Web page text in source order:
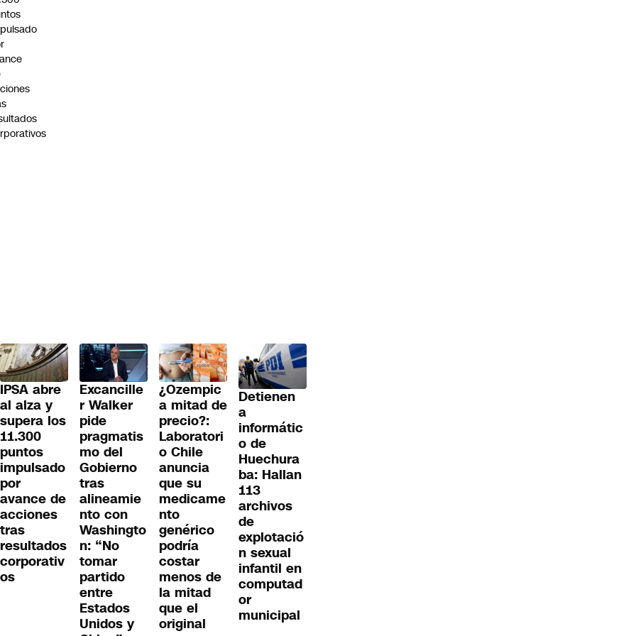
IPSA abre
al alza y
supera los
11.300
puntos
impulsado
por
avance de
acciones
tras
resultados
corporativ
os
Excancille
r Walker
pide
pragmatis
mo del
Gobierno
tras
alineamie
nto con
Washingto
n: “No
tomar
partido
entre
Estados
Unidos y
¿Ozempic
a mitad de
precio?:
Laboratori
o Chile
anuncia
que su
medicame
nto
genérico
podría
costar
menos de
la mitad
que el
original
Detienen
a
informátic
o de
Huechura
ba: Hallan
113
archivos
de
explotació
n sexual
infantil en
computad
or
municipal